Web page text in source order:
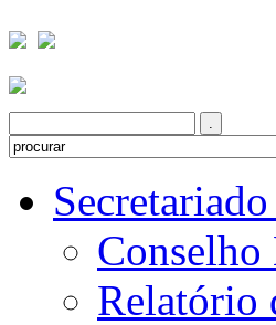
Conselho
Relatório